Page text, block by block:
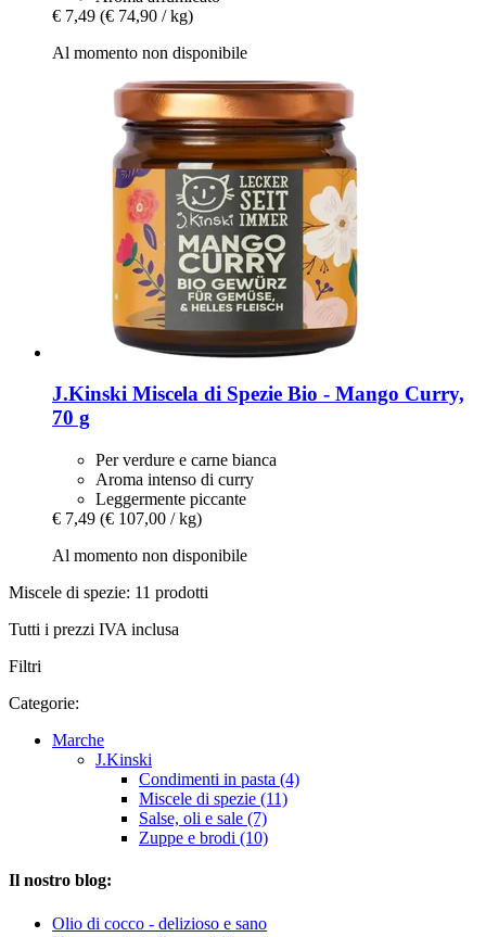
€ 7,49 (€ 74,90 / kg)
Al momento non disponibile
J.Kinski Miscela di Spezie Bio -​ Mango Curry,
70 g
Per verdure e carne bianca
Aroma intenso di curry
Leggermente piccante
€ 7,49 (€ 107,00 / kg)
Al momento non disponibile
Miscele di spezie: 11 prodotti
Tutti i prezzi IVA inclusa
Filtri
Categorie:
Marche
J.Kinski
Condimenti in pasta (4)
Miscele di spezie (11)
Salse, oli e sale (7)
Zuppe e brodi (10)
Il nostro blog:
Olio di cocco - delizioso e sano